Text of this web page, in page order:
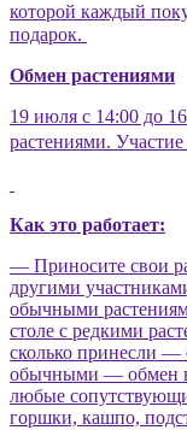
которой каждый
подарок.
Обмен растениями
19 июля с 14:00 до
растениями.
Как это работает:
— Приносите свои
другими
обычными
столе с редкими
сколько принесли —
обычными — обмен
любые
горшки, кашпо,